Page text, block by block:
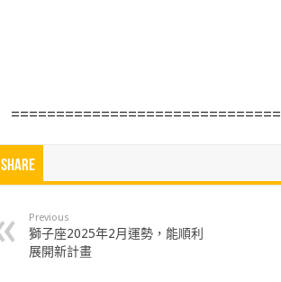
==============================
Share
Previous
獅子座2025年2月運勢，能順利
展開新計畫